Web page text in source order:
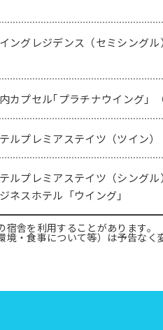
ングレジデンス（セミシングル）
カプセル｢プラチナウイング」
ルプレミアステイツ（ツイン）
ルプレミアステイツ（シングル）
ネスホテル「ウイング」
舎を利用することがあります。
・食事について等）は予告なく